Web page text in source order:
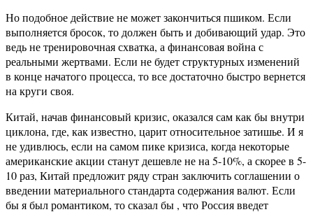
Но подобное действие не может закончиться пшиком. Если
выполняется бросок, то должен быть и добивающий удар. Это
ведь не тренировочная схватка, а финансовая война с
реальными жертвами. Если не будет структурных изменений
в конце начатого процесса, то все достаточно быстро вернется
на круги своя.
Китай, начав финансовый кризис, оказался сам как бы внутри
циклона, где, как известно, царит относительное затишье. И я
не удивлюсь, если на самом пике кризиса, когда некоторые
американские акции станут дешевле не на 5-10%, а скорее в 5-
10 раз, Китай предложит ряду стран заключить соглашении о
введении материального стандарта содержания валют. Если
бы я был романтиком, то сказал бы , что Россия введет